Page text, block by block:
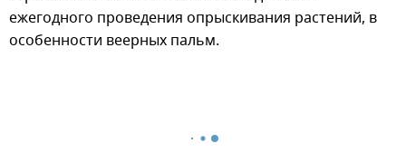
ежегодного проведения опрыскивания растений, в
особенности веерных пальм.